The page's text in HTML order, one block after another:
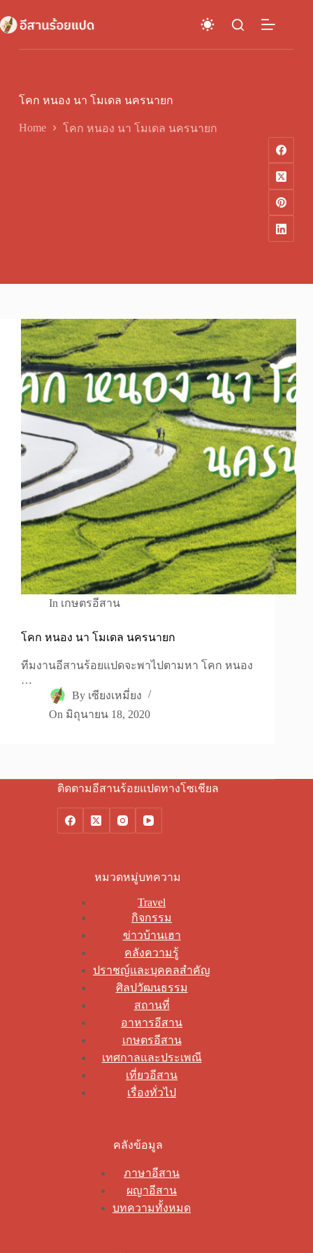
to
content
โคก หนอง นา โมเดล นครนายก
Home โคก หนอง นา โมเดล นครนายก
In เกษตรอีสาน
โคก หนอง นา โมเดล นครนายก
ทีมงานอีสานร้อยแปดจะพาไปตามหา โคก หนอง
…
By เซียงเหมี่ยง
On มิถุนายน 18, 2020
ติดตามอีสานร้อยแปดทางโซเชียล
หมวดหมู่บทความ
Travel
กิจกรรม
ข่าวบ้านเฮา
คลังความรู้
ปราชญ์และบุคคลสำคัญ
ศิลปวัฒนธรรม
สถานที่
อาหารอีสาน
เกษตรอีสาน
เทศกาลและประเพณี
เที่ยวอีสาน
เรื่องทั่วไป
คลังข้อมูล
ภาษาอีสาน
ผญาอีสาน
บทความทั้งหมด